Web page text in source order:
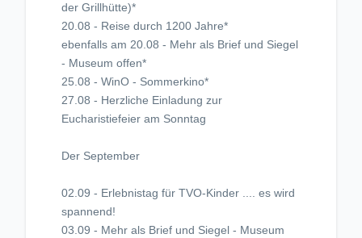
der Grillhütte)*
20.08 - Reise durch 1200 Jahre*
ebenfalls am 20.08 - Mehr als Brief und Siegel
- Museum offen*
25.08 - WinO - Sommerkino*
27.08 - Herzliche Einladung zur
Eucharistiefeier am Sonntag
Der September
02.09 - Erlebnistag für TVO-Kinder .... es wird
spannend!
03.09 - Mehr als Brief und Siegel - Museum